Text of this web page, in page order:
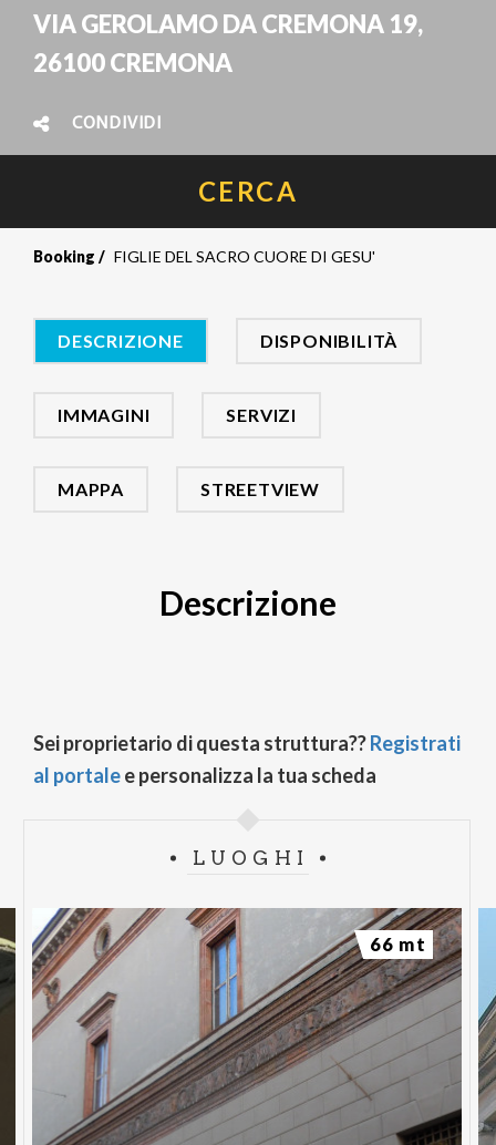
VIA GEROLAMO DA CREMONA 19,
26100 CREMONA
CONDIVIDI
CERCA
Booking FIGLIE DEL SACRO CUORE DI GESU'
DESCRIZIONE DISPONIBILITÀ
IMMAGINI SERVIZI
MAPPA STREETVIEW
Descrizione
Sei proprietario di questa struttura??Registrati
al portalee personalizza la tua scheda
LUOGHI
66 mt